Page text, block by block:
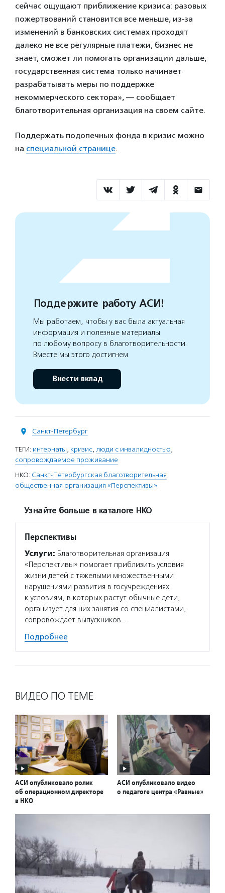
сейчас ощущают приближение кризиса: разовых
пожертвований становится все меньше, из-за
изменений в банковских системах проходят
далеко не все регулярные платежи, бизнес не
знает, сможет ли помогать организации дальше,
государственная система только начинает
разрабатывать меры по поддержке
некоммерческого сектора», — сообщает
благотворительная организация на своем сайте.
Поддержать подопечных фонда в кризис можно
на специальной странице.
Поддержите работу АСИ!
Мы работаем, чтобы у вас была актуальная
информация и полезные материалы
по любому вопросу в благотворительности.
Вместе мы этого достигнем
Внести вклад
Санкт-Петербург
ТЕГИ: интернаты, кризис, люди с инвалидностью,
сопровождаемое проживание
НКО: Санкт-Петербургская благотворительная
общественная организация «Перспективы»
Узнайте больше в каталоге НКО
Перспективы
Услуги: Благотворительная организация
«Перспективы» помогает приблизить условия
жизни детей с тяжелыми множественными
нарушениями развития в госучреждениях
к условиям, в которых растут обычные дети,
организует для них занятия со специалистами,
сопровождает выпускников…
Подробнее
ВИДЕО ПО ТЕМЕ
АСИ опубликовало ролик
об операционном директоре
в НКО
АСИ опубликовало видео
о педагоге центра «Равные»